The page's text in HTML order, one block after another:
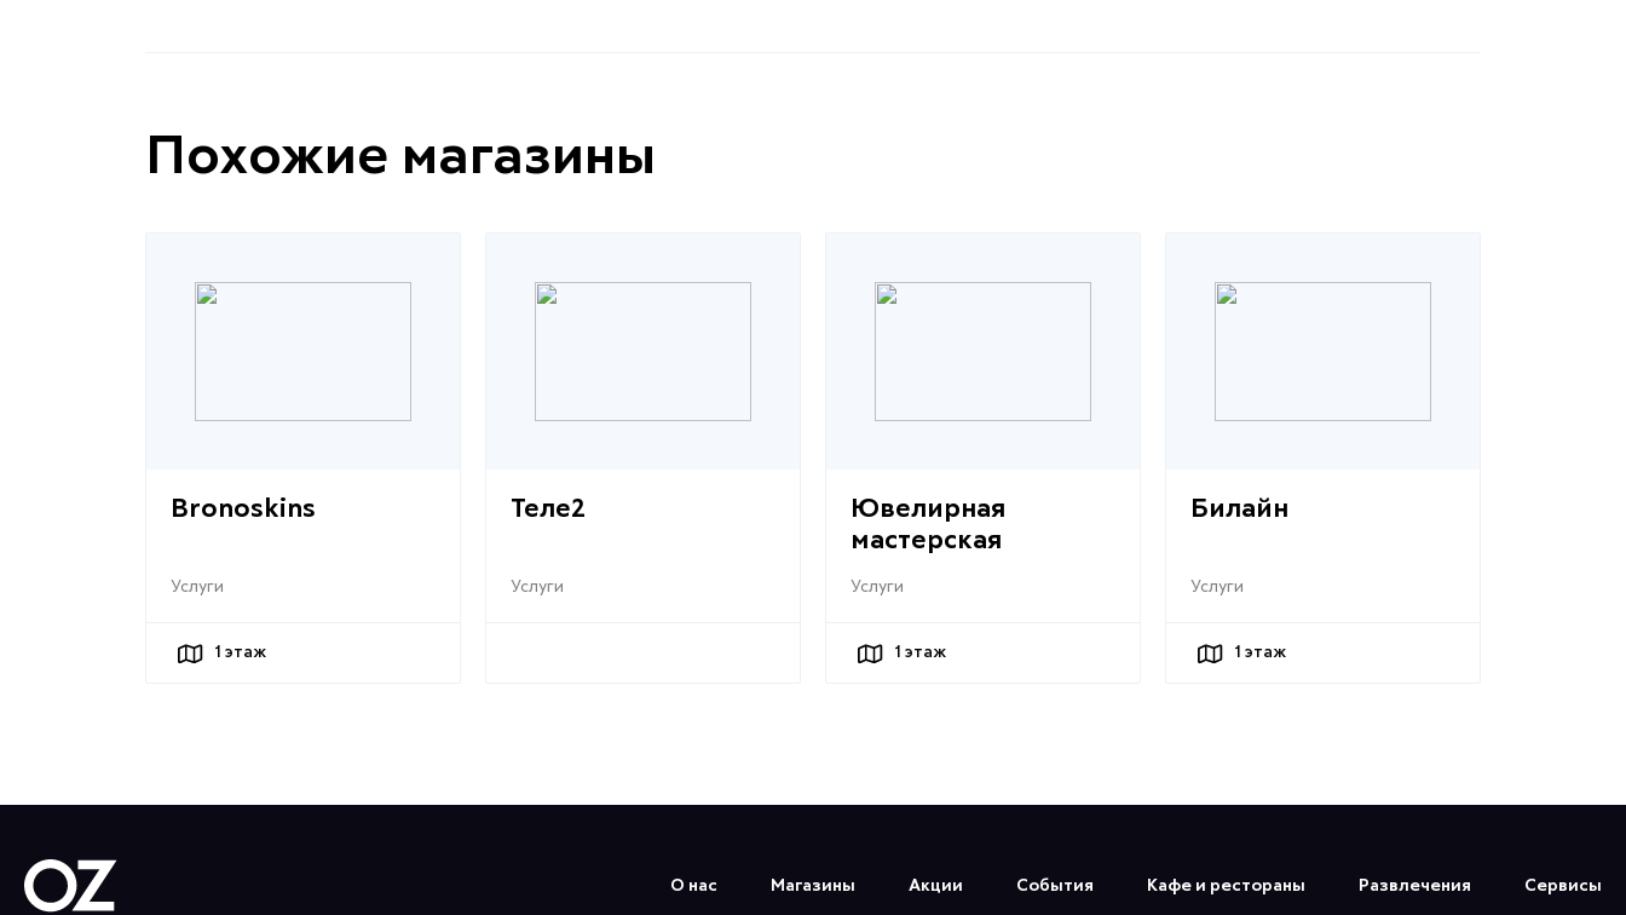
Похожие магазины
Bronoskins
Услуги
1 этаж
Теле2
Услуги
Ювелирная
мастерская
Услуги
1 этаж
Билайн
Услуги
1 этаж
О нас Магазины Акции События Кафе и рестораны Развлечения Сервисы